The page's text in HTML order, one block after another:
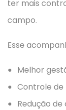
ter mais
campo.
Esse
Melhor
Controle de
Redução de